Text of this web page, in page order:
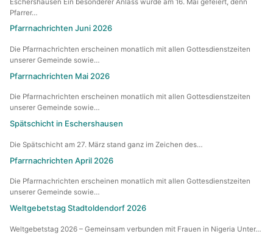
Pfarrer…
Pfarrnachrichten Juni 2026
Die Pfarrnachrichten erscheinen monatlich mit allen Gottesdienstzeiten
unserer Gemeinde sowie…
Pfarrnachrichten Mai 2026
Die Pfarrnachrichten erscheinen monatlich mit allen Gottesdienstzeiten
unserer Gemeinde sowie…
Spätschicht in Eschershausen
Die Spätschicht am 27. März stand ganz im Zeichen des…
Pfarrnachrichten April 2026
Die Pfarrnachrichten erscheinen monatlich mit allen Gottesdienstzeiten
unserer Gemeinde sowie…
Weltgebetstag Stadtoldendorf 2026
Weltgebetstag 2026 – Gemeinsam verbunden mit Frauen in Nigeria Unter…